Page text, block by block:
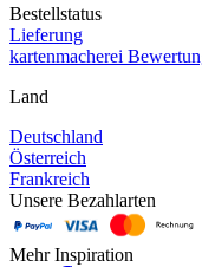
Bestellstatus
Lieferung
kartenmacherei
Land
Deutschland
Österreich
Frankreich
Unsere Bezahlarten
Mehr Inspiration